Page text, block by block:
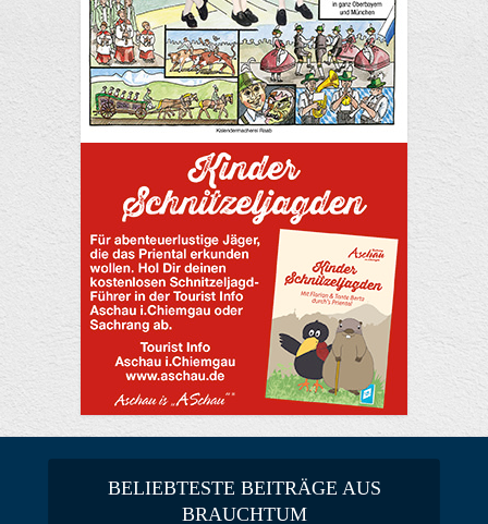
BELIEBTESTE BEITRÄGE AUS
BRAUCHTUM